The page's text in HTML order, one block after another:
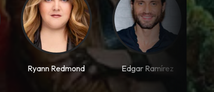
Ryann Redmond Edgar Ramírez